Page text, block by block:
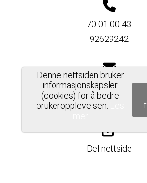
70 01 00 43
92629242
post@pfwaage.no
arild@pfwaage.no
Del nettside
Denne nettsiden bruker
informasjonskapsler
(cookies) for å bedre
brukeropplevelsen.